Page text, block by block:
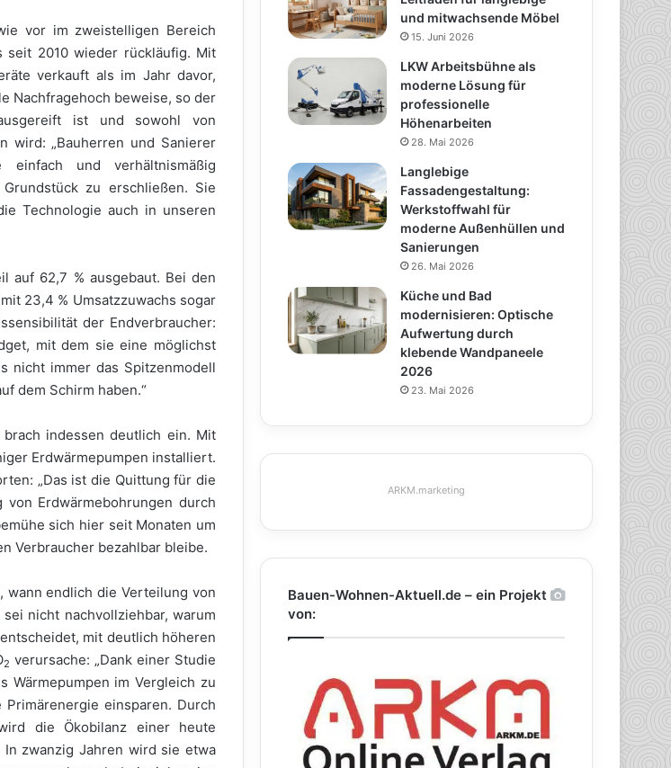
vor im zweistelligen Bereich
seit 2010 wieder rückläufig. Mit
verkauft als im Jahr davor,
Nachfragehoch beweise, so der
ist und sowohl von
wird: „Bauherren und Sanierer
und verhältnismäßig
zu erschließen. Sie
Technologie auch in unseren
auf 62,7 % ausgebaut. Bei den
23,4 % Umsatzzuwachs sogar
der Endverbraucher:
mit dem sie eine möglichst
nicht immer das Spitzenmodell
dem Schirm haben.“
brach indessen deutlich ein. Mit
Erdwärmepumpen installiert.
„Das ist die Quittung für die
Erdwärmebohrungen durch
sich hier seit Monaten um
Verbraucher bezahlbar bleibe.
wann endlich die Verteilung von
nicht nachvollziehbar, warum
mit deutlich höheren
2 verursache: „Dank einer Studie
Wärmepumpen im Vergleich zu
einsparen. Durch
die Ökobilanz einer heute
zwanzig Jahren wird sie etwa
und mitwachsende Möbel
15. Juni 2026
LKW Arbeitsbühne als
moderne Lösung für
professionelle
Höhenarbeiten
28. Mai 2026
Langlebige
Fassadengestaltung:
Werkstoffwahl für
moderne Außenhüllen und
Sanierungen
26. Mai 2026
Küche und Bad
modernisieren: Optische
Aufwertung durch
klebende Wandpaneele
2026
23. Mai 2026
ARKM.marketing
Bauen-Wohnen-Aktuell.de – ein Projekt
von: